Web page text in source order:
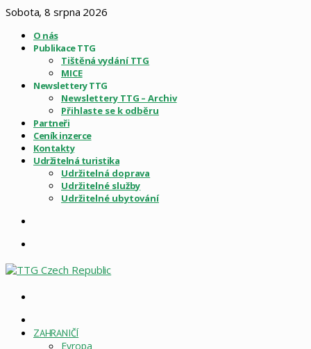
Sobota, 8 srpna 2026
O nás
Publikace TTG
Tištěná vydání TTG
MICE
Newslettery TTG
Newslettery TTG – Archiv
Přihlaste se k odběru
Partneři
Ceník inzerce
Kontakty
Udržitelná turistika
Udržitelná doprava
Udržitelné služby
Udržitelné ubytování
STRÁNKA
ZAHRANIČÍ
Evropa